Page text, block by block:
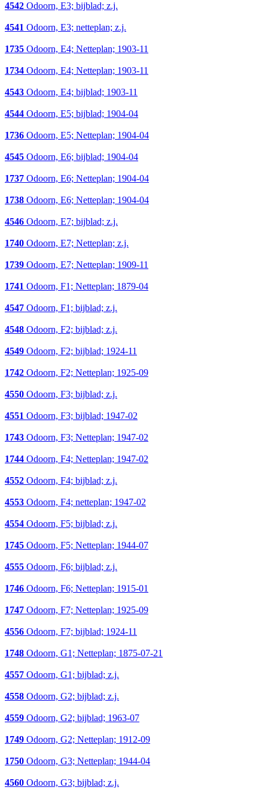
4542 Odoorn, E3; bijblad; z.j.
4541 Odoorn, E3; netteplan; z.j.
1735 Odoorn, E4; Netteplan; 1903-11
1734 Odoorn, E4; Netteplan; 1903-11
4543 Odoorn, E4; bijblad; 1903-11
4544 Odoorn, E5; bijblad; 1904-04
1736 Odoorn, E5; Netteplan; 1904-04
4545 Odoorn, E6; bijblad; 1904-04
1737 Odoorn, E6; Netteplan; 1904-04
1738 Odoorn, E6; Netteplan; 1904-04
4546 Odoorn, E7; bijblad; z.j.
1740 Odoorn, E7; Netteplan; z.j.
1739 Odoorn, E7; Netteplan; 1909-11
1741 Odoorn, F1; Netteplan; 1879-04
4547 Odoorn, F1; bijblad; z.j.
4548 Odoorn, F2; bijblad; z.j.
4549 Odoorn, F2; bijblad; 1924-11
1742 Odoorn, F2; Netteplan; 1925-09
4550 Odoorn, F3; bijblad; z.j.
4551 Odoorn, F3; bijblad; 1947-02
1743 Odoorn, F3; Netteplan; 1947-02
1744 Odoorn, F4; Netteplan; 1947-02
4552 Odoorn, F4; bijblad; z.j.
4553 Odoorn, F4; netteplan; 1947-02
4554 Odoorn, F5; bijblad; z.j.
1745 Odoorn, F5; Netteplan; 1944-07
4555 Odoorn, F6; bijblad; z.j.
1746 Odoorn, F6; Netteplan; 1915-01
1747 Odoorn, F7; Netteplan; 1925-09
4556 Odoorn, F7; bijblad; 1924-11
1748 Odoorn, G1; Netteplan; 1875-07-21
4557 Odoorn, G1; bijblad; z.j.
4558 Odoorn, G2; bijblad; z.j.
4559 Odoorn, G2; bijblad; 1963-07
1749 Odoorn, G2; Netteplan; 1912-09
1750 Odoorn, G3; Netteplan; 1944-04
4560 Odoorn, G3; bijblad; z.j.